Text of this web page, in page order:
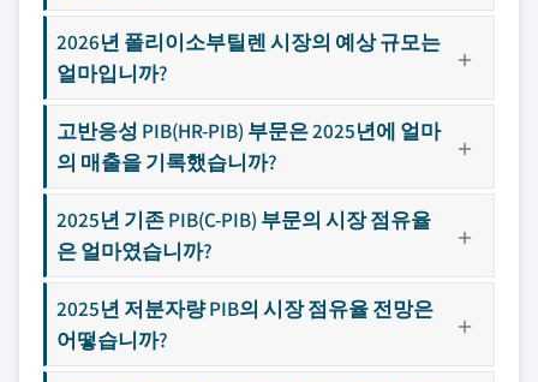
2026년 폴리이소부틸렌 시장의 예상 규모는
얼마입니까?
고반응성 PIB(HR-PIB) 부문은 2025년에 얼마
의 매출을 기록했습니까?
2025년 기존 PIB(C-PIB) 부문의 시장 점유율
은 얼마였습니까?
2025년 저분자량 PIB의 시장 점유율 전망은
어떻습니까?